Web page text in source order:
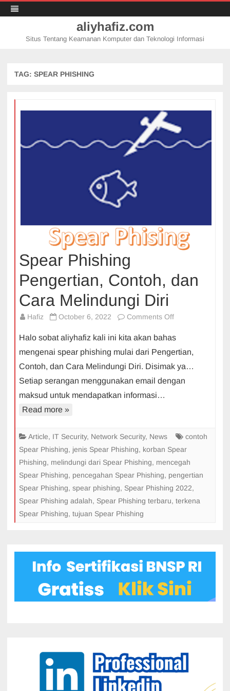
aliyhafiz.com
Situs Tentang Keamanan Komputer dan Teknologi Informasi
TAG: SPEAR PHISHING
Spear Phishing
Pengertian, Contoh, dan
Cara Melindungi Diri
Hafiz October 6, 2022 Comments Offon
Phishing
Pengertian,
Contoh,
dan
Halo sobat aliyhafiz kali ini kita akan bahas
mengenai spear phishing mulai dari Pengertian,
Contoh, dan Cara Melindungi Diri. Disimak ya…
Setiap serangan menggunakan email dengan
maksud untuk mendapatkan informasi…
Read more »
Article, IT Security, Network Security, News
contoh
Spear Phishing, jenis Spear Phishing, korban Spear
Phishing, melindungi dari Spear Phishing, mencegah
Spear Phishing, pencegahan Spear Phishing, pengertian
Spear Phishing, spear phishing, Spear Phishing 2022,
Spear Phishing adalah, Spear Phishing terbaru, terkena
Spear Phishing, tujuan Spear Phishing